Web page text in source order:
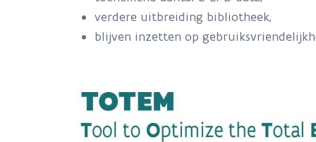
verdere uitbreiding bibliotheek,
blijven inzetten op